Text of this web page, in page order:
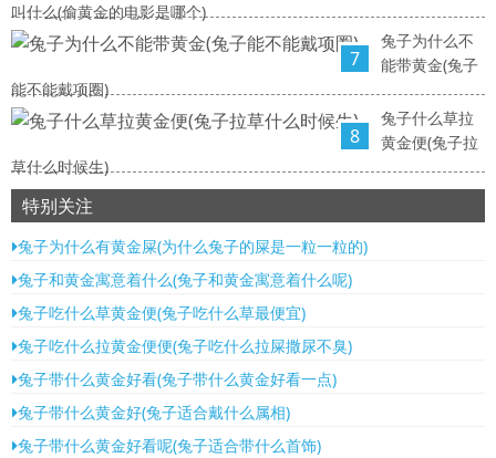
叫什么(偷黄金的电影是哪个)
7
兔子为什么不
能带黄金(兔子
能不能戴项圈)
8
兔子什么草拉
黄金便(兔子拉
草什么时候生)
特别关注
兔子为什么有黄金屎(为什么兔子的屎是一粒一粒的)
兔子和黄金寓意着什么(兔子和黄金寓意着什么呢)
兔子吃什么草黄金便(兔子吃什么草最便宜)
兔子吃什么拉黄金便便(兔子吃什么拉屎撒尿不臭)
兔子带什么黄金好看(兔子带什么黄金好看一点)
兔子带什么黄金好(兔子适合戴什么属相)
兔子带什么黄金好看呢(兔子适合带什么首饰)